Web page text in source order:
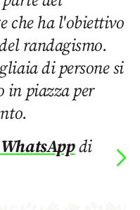
che ha l'obiettivo
randagismo.
di persone si
in piazza per
di